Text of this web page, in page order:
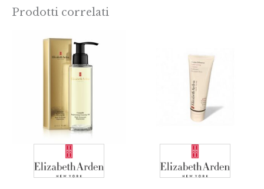
Prodotti correlati